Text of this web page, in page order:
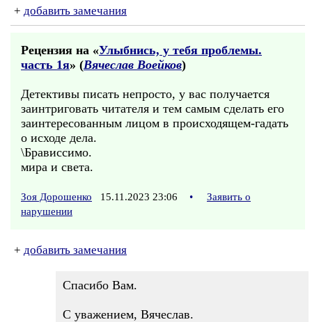
+ добавить замечания
Рецензия на «Улыбнись, у тебя проблемы.
часть 1я» (Вячеслав Воейков)
Детективы писать непросто, у вас получается
заинтриговать читателя и тем самым сделать его
заинтересованным лицом в происходящем-гадать
о исходе дела.
\Брависсимо.
мира и света.
Зоя Дорошенко 15.11.2023 23:06 •
Заявить о
нарушении
+ добавить замечания
Спасибо Вам.
С уважением, Вячеслав.